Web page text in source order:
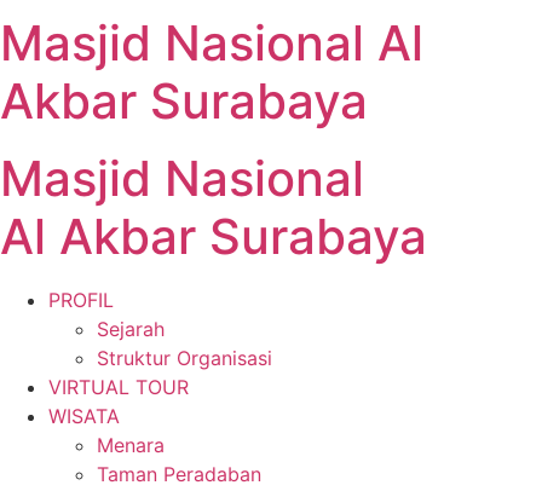
Masjid Nasional Al
Akbar Surabaya
Masjid Nasional
Al Akbar Surabaya
PROFIL
Sejarah
Struktur Organisasi
VIRTUAL TOUR
WISATA
Menara
Taman Peradaban